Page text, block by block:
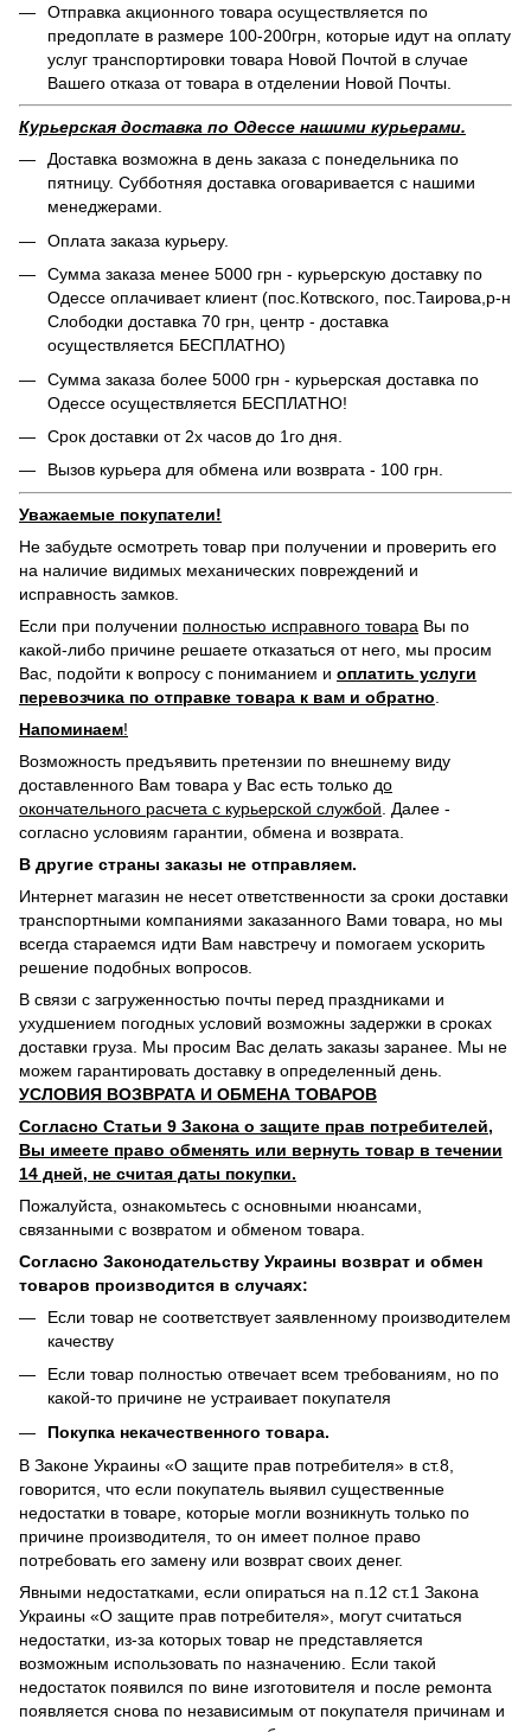
Отправка акционного товара осуществляется по
предоплате в размере 100-200грн, которые идут на оплату
услуг транспортировки товара Новой Почтой в случае
Вашего отказа от товара в отделении Новой Почты.
Курьерская доставка по Одессе нашими курьерами.
Доставка возможна в день заказа с понедельника по
пятницу. Субботняя доставка оговаривается с нашими
менеджерами.
Оплата заказа курьеру.
Сумма заказа менее 5000 грн - курьерскую доставку по
Одессе оплачивает клиент (пос.Котвского, пос.Таирова,р-н
Слободки доставка 70 грн, центр - доставка
осуществляется БЕСПЛАТНО)
Сумма заказа более 5000 грн - курьерская доставка по
Одессе осуществляется БЕСПЛАТНО!
Срок доставки от 2х часов до 1го дня.
Вызов курьера для обмена или возврата - 100 грн.
Уважаемые покупатели!
Не забудьте осмотреть товар при получении и проверить его
на наличие видимых механических повреждений и
исправность замков.
Если при получении полностью исправного товара Вы по
какой-либо причине решаете отказаться от него, мы просим
Вас, подойти к вопросу с пониманием и оплатить услуги
перевозчика по отправке товара к вам и обратно
Напоминаем!
Возможность предъявить претензии по внешнему виду
доставленного Вам товара у Вас есть только до
окончательного расчета с курьерской службой . Далее -
согласно условиям гарантии, обмена и возврата.
В другие страны заказы не отправляем.
Интернет магазин не несет ответственности за сроки доставки
транспортными компаниями заказанного Вами товара, но мы
всегда стараемся идти Вам навстречу и помогаем ускорить
решение подобных вопросов.
В связи с загруженностью почты перед праздниками и
ухудшением погодных условий возможны задержки в сроках
доставки груза. Мы просим Вас делать заказы заранее. Мы не
можем гарантировать доставку в определенный день.
УСЛОВИЯ ВОЗВРАТА И ОБМЕНА ТОВАРОВ
Согласно Статьи 9 Закона о защите прав потребителей,
Вы имеете право обменять или вернуть товар в течении
14 дней, не считая даты покупки.
Пожалуйста, ознакомьтесь с основными нюансами,
связанными с возвратом и обменом товара.
Согласно Законодательству Украины возврат и обмен
товаров производится в случаях:
Если товар не соответствует заявленному производителем
качеству
Если товар полностью отвечает всем требованиям, но по
какой-то причине не устраивает покупателя
Покупка некачественного товара.
В Законе Украины «О защите прав потребителя» в ст.8,
говорится, что если покупатель выявил существенные
недостатки в товаре, которые могли возникнуть только по
причине производителя, то он имеет полное право
потребовать его замену или возврат своих денег.
Явными недостатками, если опираться на п.12 ст.1 Закона
Украины «О защите прав потребителя», могут считаться
недостатки, из-за которых товар не представляется
возможным использовать по назначению. Если такой
недостаток появился по вине изготовителя и после ремонта
появляется снова по независимым от покупателя причинам и